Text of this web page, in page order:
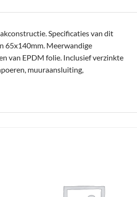
Specificaties van dit
65x140mm. Meerwandige
van EPDM folie. Inclusief verzinkte
muuraansluiting,